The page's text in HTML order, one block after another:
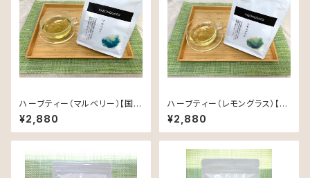
ハーブティー（マルベリー）【国内
自社農園産、農薬不使用、植物
由来素材のティーバック】
¥2,880
ハーブティー（レモングラス）【国
内自社農園産、農薬不使用、植
物由来素材のティーバック】
¥2,880